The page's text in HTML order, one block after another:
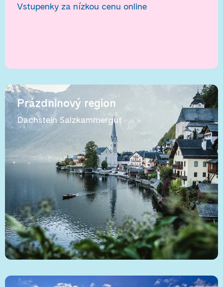
Vstupenky za nízkou cenu online
Prázdninový region
Dachstein Salzkammergut